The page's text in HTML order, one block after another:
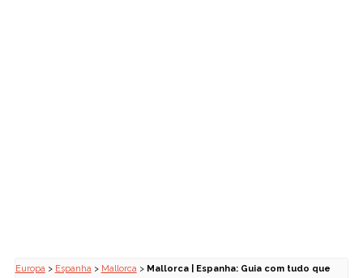
Europa> Espanha> Mallorca> Mallorca | Espanha: Guia com tudo que